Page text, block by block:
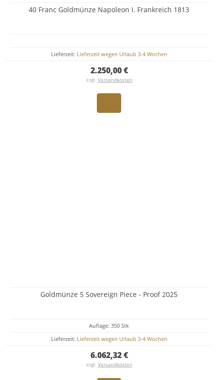
40 Franc Goldmünze Napoleon I. Frankreich 1813
Lieferzeit: Lieferzeit wegen Urlaub 3-4 Wochen
2.250,00 €
zzgl. Versandkosten
Goldmünze 5 Sovereign Piece - Proof 2025
Auflage: 350 Stk
Lieferzeit: Lieferzeit wegen Urlaub 3-4 Wochen
6.062,32 €
zzgl. Versandkosten